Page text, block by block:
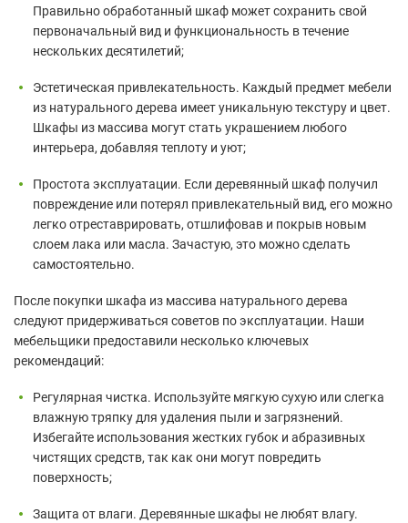
Правильно обработанный шкаф может сохранить свой
первоначальный вид и функциональность в течение
нескольких десятилетий;
Эстетическая привлекательность. Каждый предмет мебели
из натурального дерева имеет уникальную текстуру и цвет.
Шкафы из массива могут стать украшением любого
интерьера, добавляя теплоту и уют;
Простота эксплуатации. Если деревянный шкаф получил
повреждение или потерял привлекательный вид, его можно
легко отреставрировать, отшлифовав и покрыв новым
слоем лака или масла. Зачастую, это можно сделать
самостоятельно.
После покупки шкафа из массива натурального дерева
следуют придерживаться советов по эксплуатации. Наши
мебельщики предоставили несколько ключевых
рекомендаций:
Регулярная чистка. Используйте мягкую сухую или слегка
влажную тряпку для удаления пыли и загрязнений.
Избегайте использования жестких губок и абразивных
чистящих средств, так как они могут повредить
поверхность;
Защита от влаги. Деревянные шкафы не любят влагу.